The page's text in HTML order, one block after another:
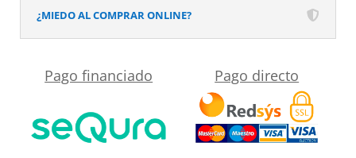
¿MIEDO AL COMPRAR ONLINE?
Pago financiado Pago directo